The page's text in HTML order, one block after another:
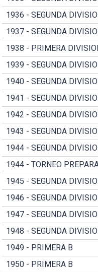
1936 - SEGUNDA
1937 - SEGUNDA
1938 - PRIMERA
1939 - SEGUNDA
1940 - SEGUNDA
1941 - SEGUNDA
1942 - SEGUNDA
1943 - SEGUNDA
1944 - SEGUNDA
1944 - TORNEO
1945 - SEGUNDA
1946 - SEGUNDA
1947 - SEGUNDA
1948 - SEGUNDA
1949 - PRIMERA B
1950 - PRIMERA B